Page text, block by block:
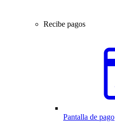
Recibe pagos
Pantalla de pago